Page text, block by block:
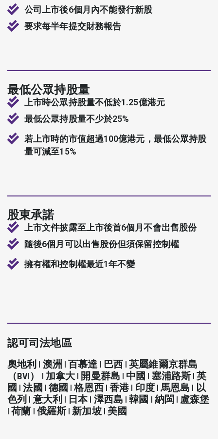
公司上市後6個月內不能發行新股
要求每半年提交財務報告
最低公眾持股量
上市時公眾持股量不低於1.25億港元
最低公眾持股量不少於25%
若上市時的市值超過100億港元，最低公眾持股
量可減至15%
股東承諾
上市文件披露至上市後首6個月不會出售股份
隨後6個月可以出售股份但須保留控制權
擁有權和控制權最近1年不變
認可司法地區
奧地利 | 澳洲 | 百慕達 | 巴西 | 英屬維爾京群島
（BVI） | 加拿大 | 開曼群島 | 中國 | 塞浦路斯 | 英
國 | 法國 | 德國 | 格恩西 | 香港 | 印度 | 馬恩島 | 以
色列 | 意大利 | 日本 | 澤西島 | 韓國 | 納閩 | 盧森堡
| 荷蘭 | 俄羅斯 | 新加坡 | 美國